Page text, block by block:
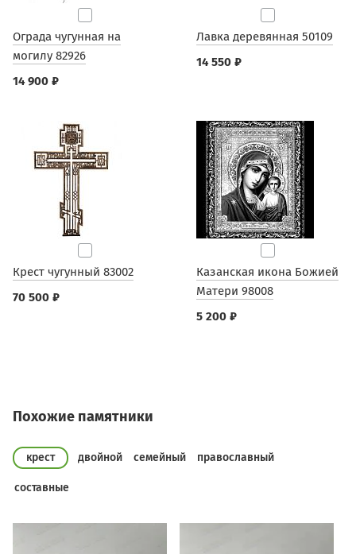
Ограда чугунная на
могилу 82926
14 900 ₽
Лавка деревянная 50109
14 550 ₽
Крест чугунный 83002
70 500 ₽
Казанская икона Божией
Матери 98008
5 200 ₽
Похожие памятники
крест двойной семейный православный
составные